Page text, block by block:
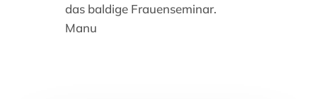
das baldige Frauenseminar.
Manu